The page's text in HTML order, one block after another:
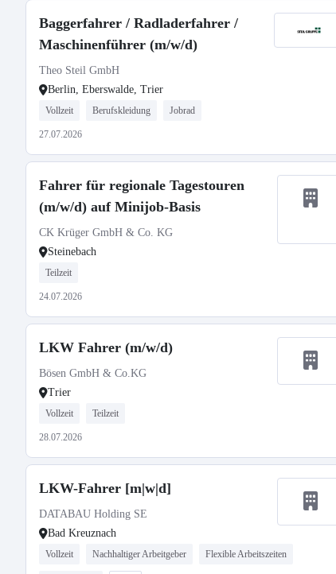
Baggerfahrer / Radladerfahrer /
Maschinenführer (m/w/d)
Theo Steil GmbH
Berlin, Eberswalde, Trier
Vollzeit Berufskleidung Jobrad
27.07.2026
Fahrer für regionale Tagestouren
(m/w/d) auf Minijob-Basis
CK Krüger GmbH & Co. KG
Steinebach
Teilzeit
24.07.2026
LKW Fahrer (m/w/d)
Bösen GmbH & Co.KG
Trier
Vollzeit Teilzeit
28.07.2026
LKW-Fahrer [m|w|d]
DATABAU Holding SE
Bad Kreuznach
Vollzeit Nachhaltiger Arbeitgeber Flexible Arbeitszeiten